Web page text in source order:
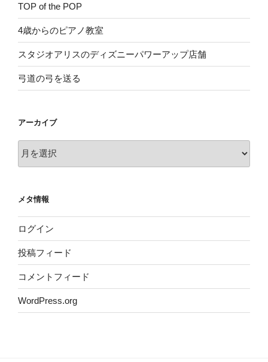
TOP of the POP
4歳からのピアノ教室
スタジオアリスのディズニーパワーアップ店舗
弓道の弓を送る
アーカイブ
ー
ブ
メタ情報
ログイン
投稿フィード
コメントフィード
WordPress.org